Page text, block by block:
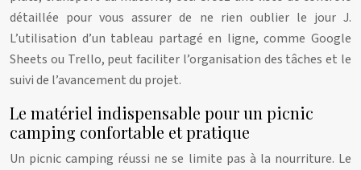
détaillée pour vous assurer de ne rien oublier le jour J.
L’utilisation d’un tableau partagé en ligne, comme Google
Sheets ou Trello, peut faciliter l’organisation des tâches et le
suivi de l’avancement du projet.
Le matériel indispensable pour un picnic
camping confortable et pratique
Un picnic camping réussi ne se limite pas à la nourriture. Le